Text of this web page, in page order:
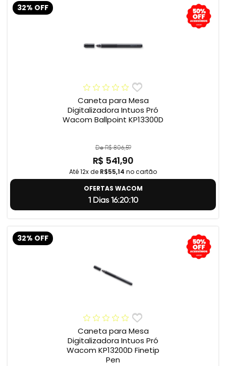
32% OFF
Caneta para Mesa
Digitalizadora Intuos Pró
Wacom Ballpoint KP13300D
De R$ 806,59
R$ 541,90
Até 12x de R$55,14 no cartão
OFERTAS WACOM
1 Dias 16:20:9
32% OFF
Caneta para Mesa
Digitalizadora Intuos Pró
Wacom KP13200D Finetip
Pen